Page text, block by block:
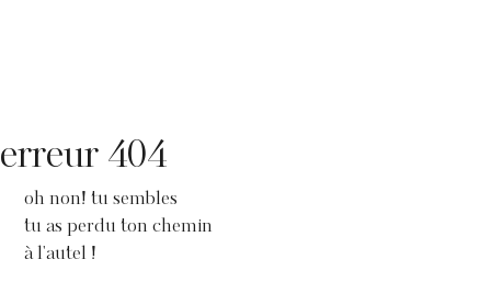
oh non! tu sembles
tu as perdu ton chemin
à l'autel !
erreur 404